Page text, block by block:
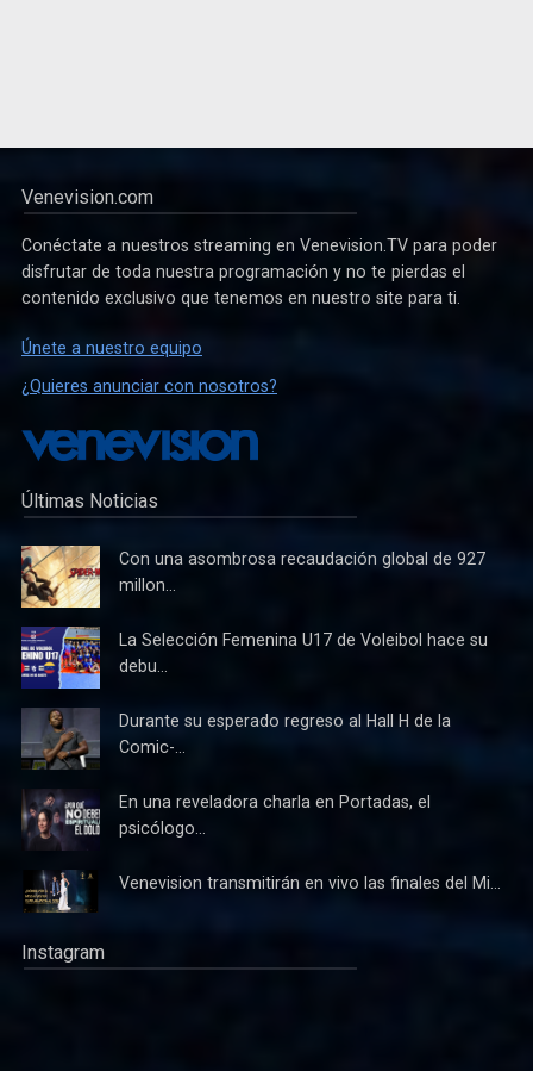
Venevision.com
Conéctate a nuestros streaming en Venevision.TV para poder
disfrutar de toda nuestra programación y no te pierdas el
contenido exclusivo que tenemos en nuestro site para ti.
Únete a nuestro equipo
¿Quieres anunciar con nosotros?
Últimas Noticias
Con una asombrosa recaudación global de 927
millon...
La Selección Femenina U17 de Voleibol hace su
debu...
Durante su esperado regreso al Hall H de la
Comic-...
En una reveladora charla en Portadas, el
psicólogo...
Venevision transmitirán en vivo las finales del Mi...
Instagram